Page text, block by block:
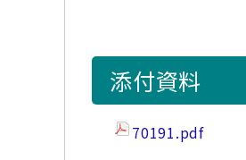
添付資料
70191.pdf